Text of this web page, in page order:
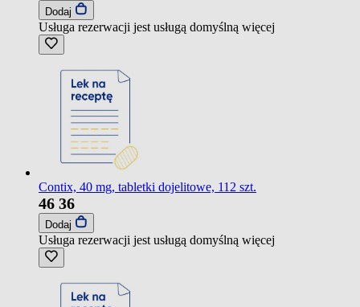
Dodaj
Usługa rezerwacji jest usługą domyślną więcej
Contix, 40 mg, tabletki dojelitowe, 112 szt.
46 36
Dodaj
Usługa rezerwacji jest usługą domyślną więcej